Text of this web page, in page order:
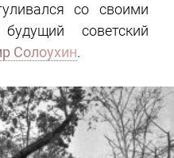
со своими
будущий советский
Солоухин.